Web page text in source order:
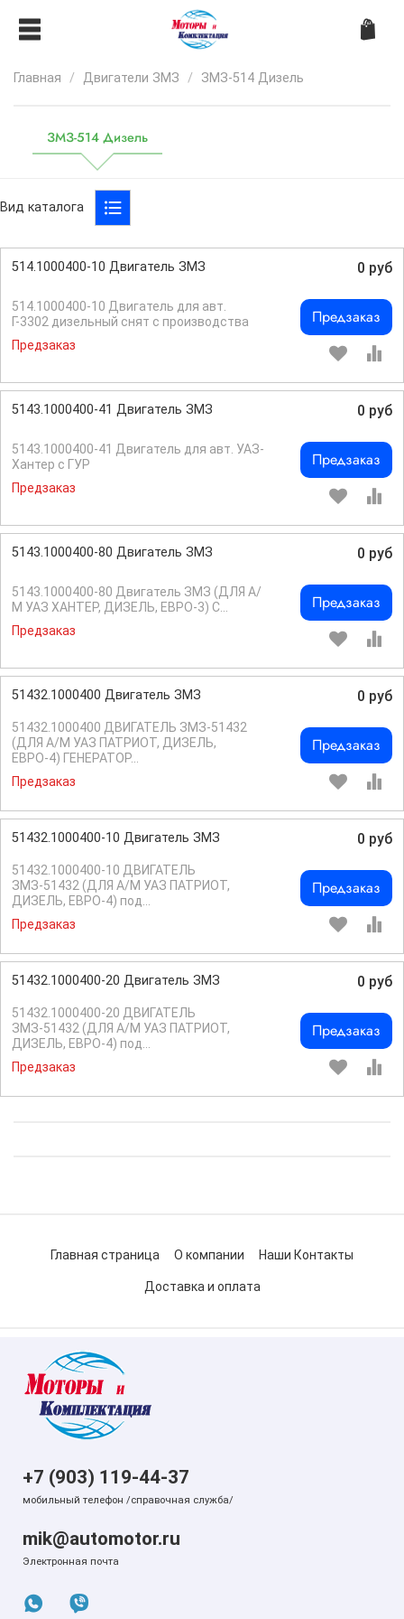
Главная Двигатели ЗМЗ ЗМЗ-514 Дизель
ЗМЗ-514 Дизель
Вид каталога
514.1000400-10 Двигатель ЗМЗ
514.1000400-10 Двигатель для авт.
Г-3302 дизельный снят с производства
Предзаказ
0 руб
Предзаказ
5143.1000400-41 Двигатель ЗМЗ
5143.1000400-41 Двигатель для авт. УАЗ-
Хантер с ГУР
Предзаказ
0 руб
Предзаказ
5143.1000400-80 Двигатель ЗМЗ
5143.1000400-80 Двигатель ЗМЗ (ДЛЯ А/
М УАЗ ХАНТЕР, ДИЗЕЛЬ, ЕВРО-3) С...
Предзаказ
0 руб
Предзаказ
51432.1000400 Двигатель ЗМЗ
51432.1000400 ДВИГАТЕЛЬ ЗМЗ-51432
(ДЛЯ А/М УАЗ ПАТРИОТ, ДИЗЕЛЬ,
ЕВРО-4) ГЕНЕРАТОР...
Предзаказ
0 руб
Предзаказ
51432.1000400-10 Двигатель ЗМЗ
51432.1000400-10 ДВИГАТЕЛЬ
ЗМЗ-51432 (ДЛЯ А/М УАЗ ПАТРИОТ,
ДИЗЕЛЬ, ЕВРО-4) под...
Предзаказ
0 руб
Предзаказ
51432.1000400-20 Двигатель ЗМЗ
51432.1000400-20 ДВИГАТЕЛЬ
ЗМЗ-51432 (ДЛЯ А/М УАЗ ПАТРИОТ,
ДИЗЕЛЬ, ЕВРО-4) под...
Предзаказ
0 руб
Предзаказ
Главная страница О компании Наши Контакты
Доставка и оплата
+7 (903) 119-44-37
мобильный телефон /справочная служба/
mik@automotor.ru
Электронная почта